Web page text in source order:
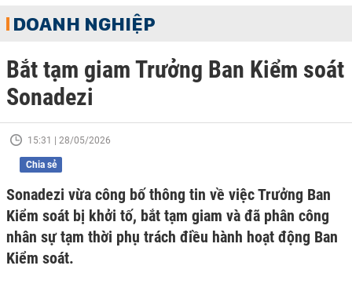
DOANH NGHIỆP
Bắt tạm giam Trưởng Ban Kiểm soát
Sonadezi
15:31 | 28/05/2026
Chia sẻ
Sonadezi vừa công bố thông tin về việc Trưởng Ban
Kiểm soát bị khởi tố, bắt tạm giam và đã phân công
nhân sự tạm thời phụ trách điều hành hoạt động Ban
Kiểm soát.